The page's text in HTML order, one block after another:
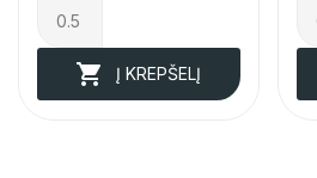
 Į KREPŠELĮ